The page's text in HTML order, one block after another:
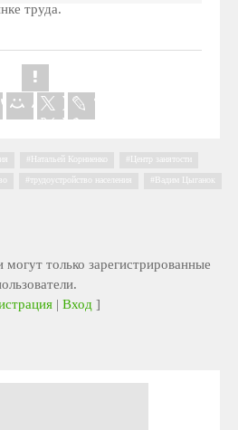
труда.
Натальей Корниенко Центр занятости
трудоустройство населения Вадим Цыганок
только зарегистрированные
| Вход]